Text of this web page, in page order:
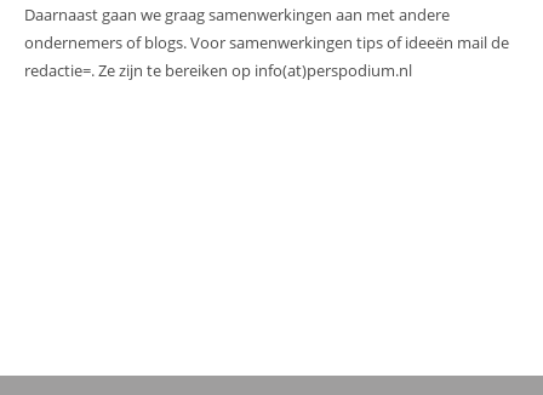
Daarnaast gaan we graag samenwerkingen aan met andere
ondernemers of blogs. Voor samenwerkingen tips of ideeën mail de
redactie=. Ze zijn te bereiken op info(at)perspodium.nl